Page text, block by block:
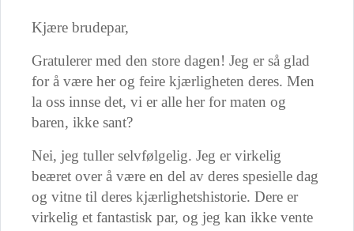
Kjære brudepar,
Gratulerer med den store dagen! Jeg er så glad
for å være her og feire kjærligheten deres. Men
la oss innse det, vi er alle her for maten og
baren, ikke sant?
Nei, jeg tuller selvfølgelig. Jeg er virkelig
beæret over å være en del av deres spesielle dag
og vitne til deres kjærlighetshistorie. Dere er
virkelig et fantastisk par, og jeg kan ikke vente